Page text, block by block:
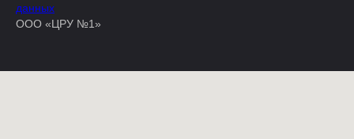
данных
ООО «ЦРУ №1»